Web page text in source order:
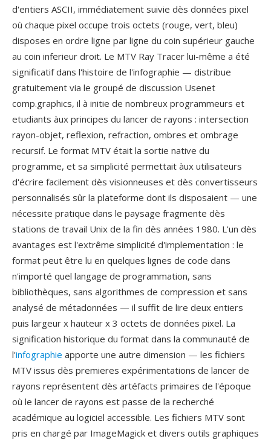
d'entiers ASCII, immédiatement suivie dès données pixel
où chaque pixel occupe trois octets (rouge, vert, bleu)
disposes en ordre ligne par ligne du coin supérieur gauche
au coin inferieur droit. Le MTV Ray Tracer lui-même a été
significatif dans l'histoire de l'infographie — distribue
gratuitement via le groupé de discussion Usenet
comp.graphics, il à initie de nombreux programmeurs et
etudiants àux principes du lancer de rayons : intersection
rayon-objet, reflexion, refraction, ombres et ombrage
recursif. Le format MTV était la sortie native du
programme, et sa simplicité permettait àux utilisateurs
d'écrire facilement dès visionneuses et dès convertisseurs
personnalisés sûr la plateforme dont ils disposaient — une
nécessite pratique dans le paysage fragmente dès
stations de travail Unix de la fin dès années 1980. L'un dès
avantages est l'extrême simplicité d'implementation : le
format peut être lu en quelques lignes de code dans
n'importé quel langage de programmation, sans
bibliothèques, sans algorithmes de compression et sans
analysé de métadonnées — il suffit de lire deux entiers
puis largeur x hauteur x 3 octets de données pixel. La
signification historique du format dans la communauté de
l'infographie apporte une autre dimension — les fichiers
MTV issus dès premieres expérimentations de lancer de
rayons représentent dès artéfacts primaires de l'époque
où le lancer de rayons est passe de la recherché
académique au logiciel accessible. Les fichiers MTV sont
pris en chargé par ImageMagick et divers outils graphiques